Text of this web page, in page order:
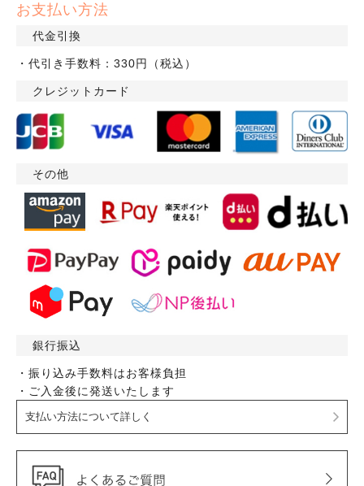
お支払い方法
代金引換
・代引き手数料：330円（税込）
クレジットカード
その他
銀行振込
・振り込み手数料はお客様負担
・ご入金後に発送いたします
支払い方法について詳しく